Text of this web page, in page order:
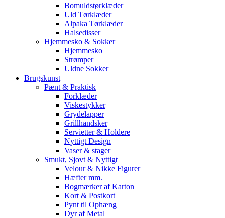
Bomuldstørklæder
Uld Tørklæder
Alpaka Tørklæder
Halsedisser
Hjemmesko & Sokker
Hjemmesko
Strømper
Uldne Sokker
Brugskunst
Pænt & Praktisk
Forklæder
Viskestykker
Grydelapper
Grillhandsker
Servietter & Holdere
Nyttigt Design
Vaser & stager
Smukt, Sjovt & Nyttigt
Velour & Nikke Figurer
Hæfter mm.
Bogmærker af Karton
Kort & Postkort
Pynt til Ophæng
Dyr af Metal